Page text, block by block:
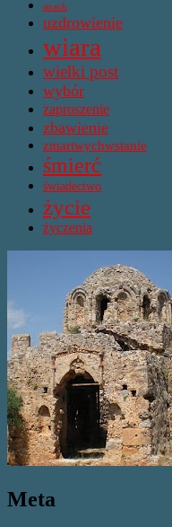
strach
uzdrowienie
wiara
wielki post
wybór
zaproszenie
zbawienie
zmartwychwstanie
śmierć
świadectwo
życie
życzenia
Meta